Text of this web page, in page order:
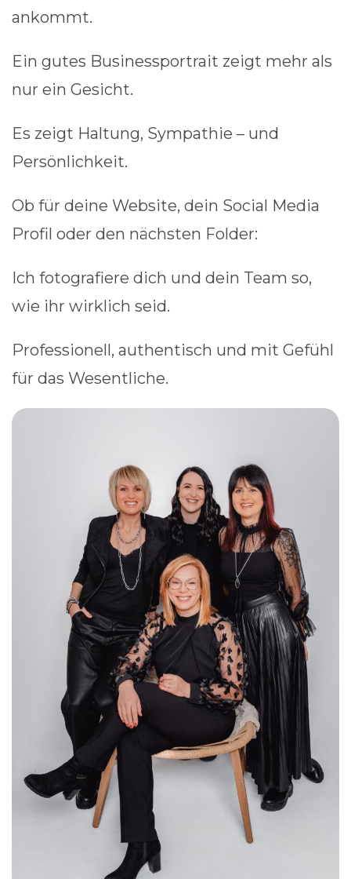
ankommt.
Ein gutes Businessportrait zeigt mehr als
nur ein Gesicht.
Es zeigt Haltung, Sympathie – und
Persönlichkeit.
Ob für deine Website, dein Social Media
Profil oder den nächsten Folder:
Ich fotografiere dich und dein Team so,
wie ihr wirklich seid.
Professionell, authentisch und mit Gefühl
für das Wesentliche.